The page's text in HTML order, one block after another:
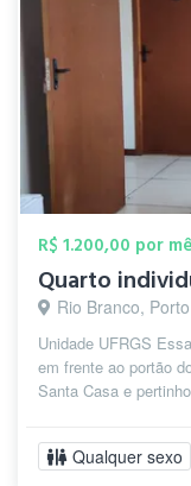
R$ 1.200,00 por
Quarto
Rio Branco,
Unidade UFRGS
em frente ao portão
Santa Casa e
Qualquer sexo